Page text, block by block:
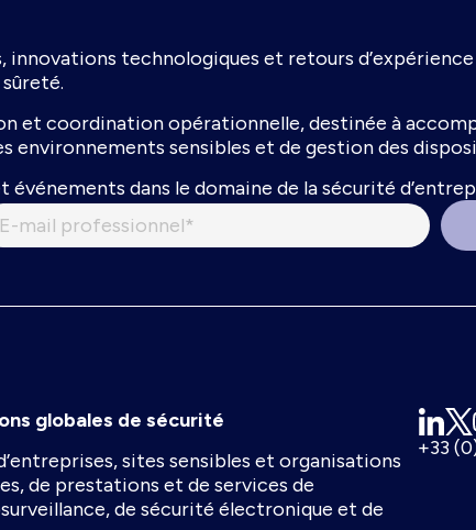
innovations technologiques et retours
coordination opérationnelle, destinée à
environnements sensibles et de gestion des
dans le domaine de la sécurité
globales de sécurité
sites sensibles et organisations
de prestations et de services de
de sécurité électronique et de
+33